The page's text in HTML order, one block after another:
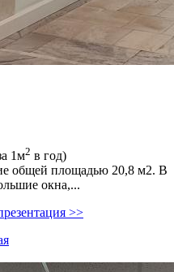
1м2 в год)
общей площадью 20,­8 м2. В
окна,­...
>>